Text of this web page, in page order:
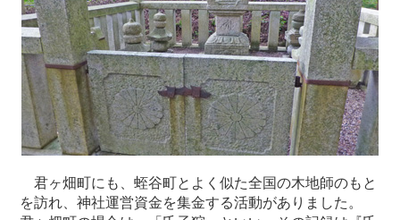
君ヶ畑町にも、蛭谷町とよく似た全国の木地師のもと
を訪れ、神社運営資金を集金する活動がありました。